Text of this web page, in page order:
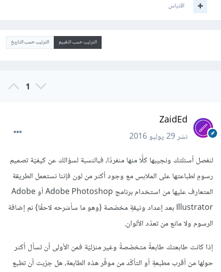
اقتباس
الترتيب حسب التقييم الترتيب حسب التاريخ
1
ZaidEd
نشر29 يوليو 2016
لنفصل أسئلتك ونجيبها كلًّا منها منفردًا، فبالنسبة لسؤالك عن كيفيّة تصميم
رسومٍ لطباعتها على الملابس مع وجود أكثر من لون فإننا نستعمل الطريقة
المتعارف عليها من استخدام برنامج Adobe Photoshop أو Adobe
Illustrator بعد إعداد وثيقةٍ مخصّصة (وهو ما سأشرحه لاحقًا) ثم إضافة
الرسوم ولا مانع من تعدّد الألوان.
إذا كانت طابعتك طابعةً متخصّصةً وغير منزليّة فمن الأولى أن تسأل أكثر
حولها من أقرب مطبعةٍ أو التأكّد من موفّر هذه الطابعة، هل جرّبت أن تطبع